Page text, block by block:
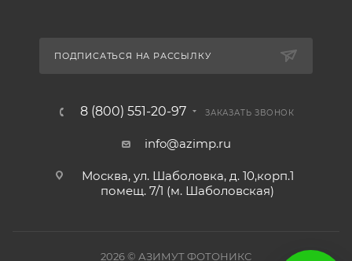
ПОДПИСАТЬСЯ НА РАССЫЛКУ
8 (800) 551-20-97 ЗАКАЗАТЬ ЗВОНОК
info@azimp.ru
Москва, ул. Шаболовка, д. 10,корп.1
помещ. 7/1 (м. Шаболовская)
2026© АЗИМУТ ФОТОНИКС